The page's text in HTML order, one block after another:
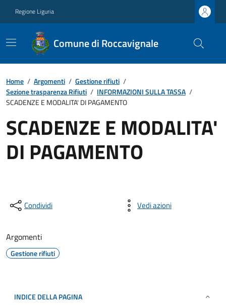
Regione Liguria
Comune di Roccavignale
Home / Argomenti / Gestione rifiuti /
Sezione trasparenza Rifiuti / INFORMAZIONI SULLA TASSA /
SCADENZE E MODALITA' DI PAGAMENTO
SCADENZE E MODALITA'
DI PAGAMENTO
Condividi Vedi azioni
Argomenti
Gestione rifiuti
INDICE DELLA PAGINA